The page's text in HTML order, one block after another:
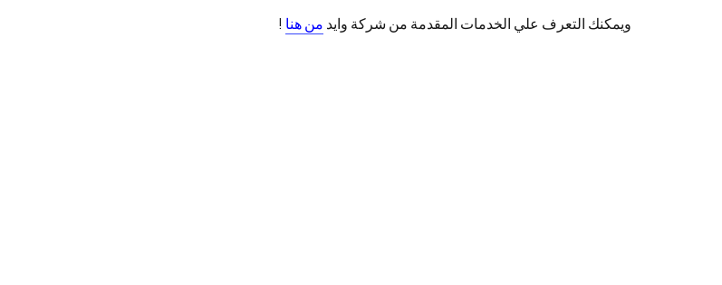
ويمكنك التعرف علي الخدمات المقدمة من شركة وايد من هنا !